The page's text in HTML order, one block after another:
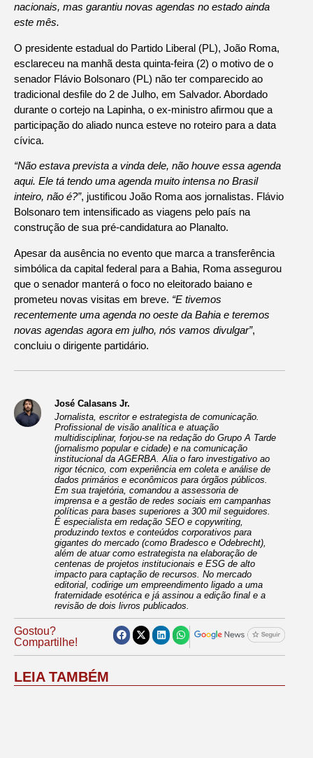
nacionais, mas garantiu novas agendas no estado ainda
este mês.
O presidente estadual do Partido Liberal (PL), João Roma,
esclareceu na manhã desta quinta-feira (2) o motivo de o
senador Flávio Bolsonaro (PL) não ter comparecido ao
tradicional desfile do 2 de Julho, em Salvador. Abordado
durante o cortejo na Lapinha, o ex-ministro afirmou que a
participação do aliado nunca esteve no roteiro para a data
cívica.
“Não estava prevista a vinda dele, não houve essa agenda
aqui. Ele tá tendo uma agenda muito intensa no Brasil
inteiro, não é?”, justificou João Roma aos jornalistas. Flávio
Bolsonaro tem intensificado as viagens pelo país na
construção de sua pré-candidatura ao Planalto.
Apesar da ausência no evento que marca a transferência
simbólica da capital federal para a Bahia, Roma assegurou
que o senador manterá o foco no eleitorado baiano e
prometeu novas visitas em breve. “E tivemos
recentemente uma agenda no oeste da Bahia e teremos
novas agendas agora em julho, nós vamos divulgar”,
concluiu o dirigente partidário.
José Calasans Jr.
Jornalista, escritor e estrategista de comunicação.
Profissional de visão analítica e atuação
multidisciplinar, forjou-se na redação do Grupo A Tarde
(jornalismo popular e cidade) e na comunicação
institucional da AGERBA. Alia o faro investigativo ao
rigor técnico, com experiência em coleta e análise de
dados primários e econômicos para órgãos públicos.
Em sua trajetória, comandou a assessoria de
imprensa e a gestão de redes sociais em campanhas
políticas para bases superiores a 300 mil seguidores.
É especialista em redação SEO e copywriting,
produzindo textos e conteúdos corporativos para
gigantes do mercado (como Bradesco e Odebrecht),
além de atuar como estrategista na elaboração de
centenas de projetos institucionais e ESG de alto
impacto para captação de recursos. No mercado
editorial, codirige um empreendimento ligado a uma
fraternidade esotérica e já assinou a edição final e a
revisão de dois livros publicados.
Gostou?
Compartilhe!
LEIA TAMBÉM